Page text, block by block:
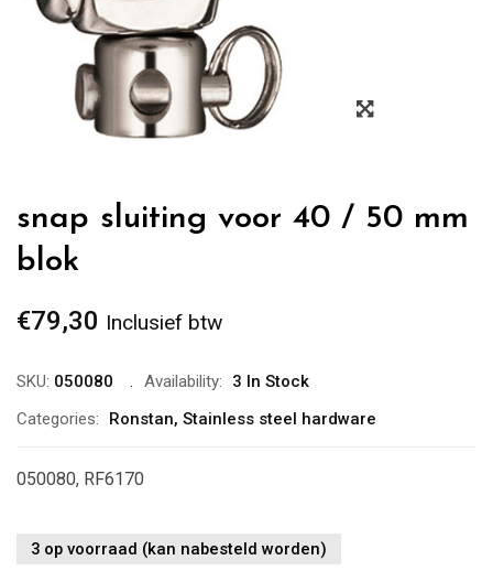
Zoom
snap sluiting voor 40 / 50 mm
blok
€79,30 Inclusief btw
SKU: 050080 Availability:
3 In Stock
Categories:
Ronstan, Stainless steel hardware
050080, RF6170
3 op voorraad (kan nabesteld worden)